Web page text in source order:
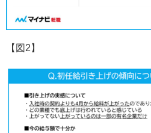
【図2】